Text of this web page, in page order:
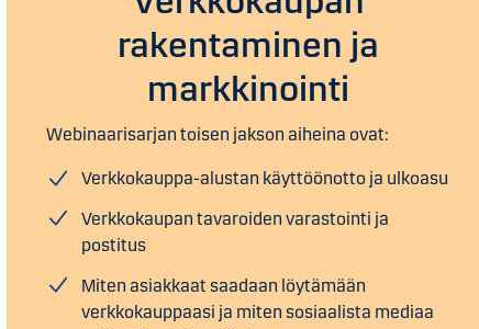
rakentaminen ja
markkinointi
Webinaarisarjan toisen jakson aiheina ovat:
Verkkokauppa-alustan käyttöönotto ja ulkoasu
Verkkokaupan tavaroiden varastointi ja
postitus
Miten asiakkaat saadaan löytämään
verkkokauppaasi ja miten sosiaalista mediaa